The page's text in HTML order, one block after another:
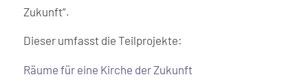
Zukunft“.
Dieser umfasst die Teilprojekte:
Räume für eine Kirche der Zukunft